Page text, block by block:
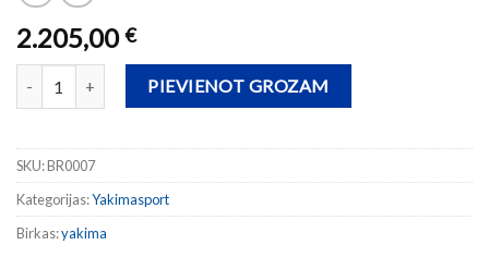
2.205,00€
Stacionārie profesionālā futbola vārti 7,32 x 2,44 m. daudzums
PIEVIENOT GROZAM
SKU:BR0007
Kategorijas:Yakimasport
Birkas:yakima